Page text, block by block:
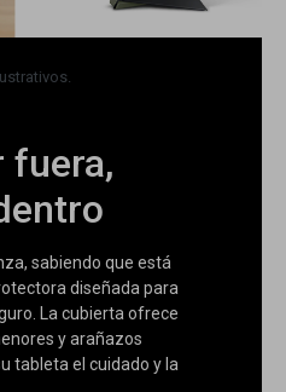
fuera,
sabiendo que está
diseñada para
La cubierta ofrece
y arañazos
tableta el cuidado y la